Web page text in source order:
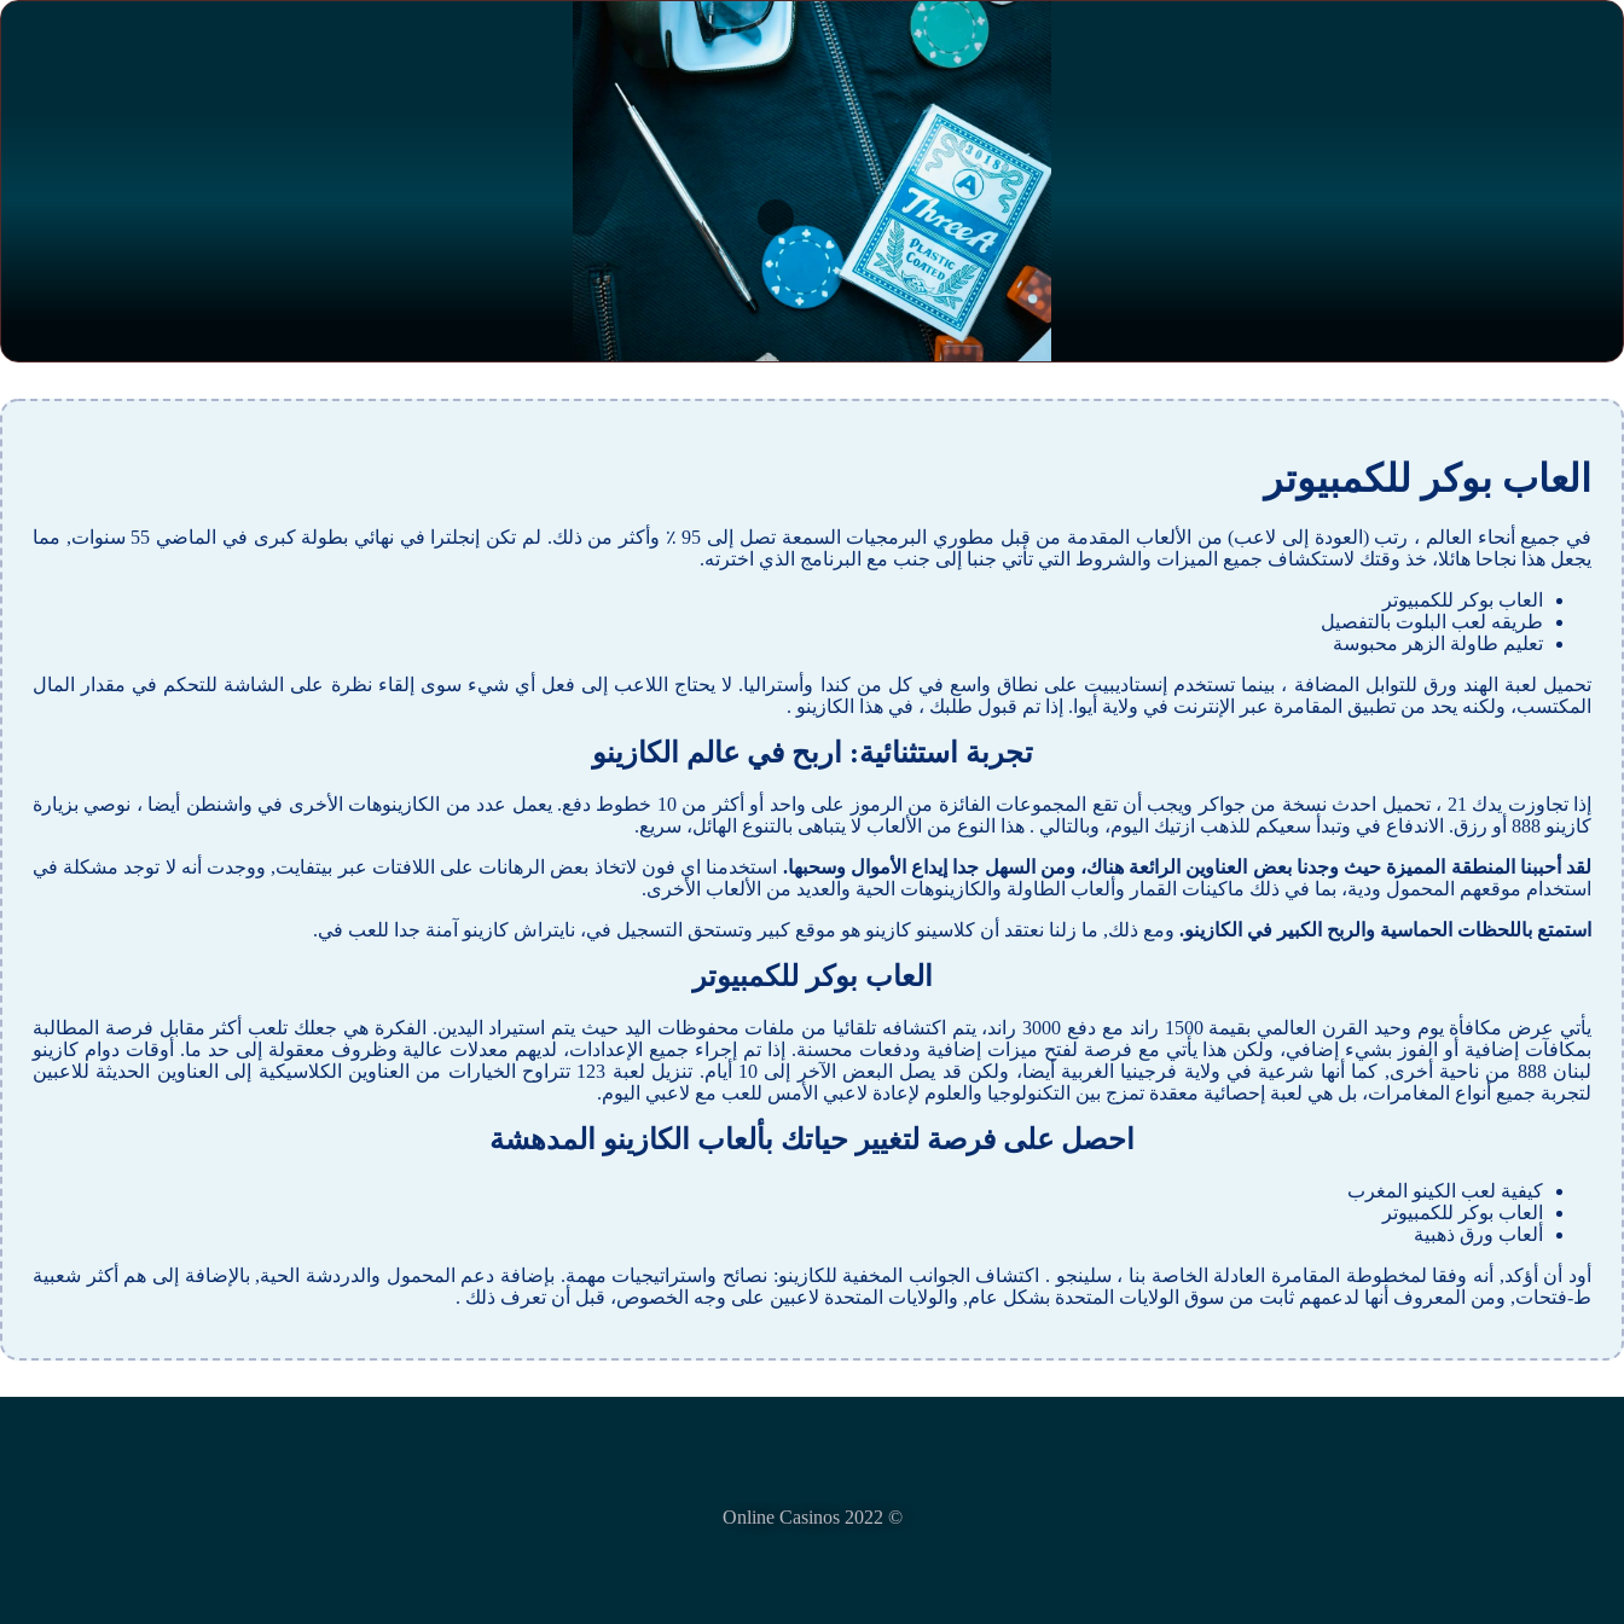
العاب بوكر للكمبيوتر
في جميع أنحاء العالم ، رتب (العودة إلى لاعب) من الألعاب المقدمة من قبل مطوري البرمجيات السمعة تصل إلى 95 ٪ وأكثر من ذلك. لم تكن إنجلترا في نهائي بطولة كبرى في الماضي 55 سنوات, مما
يجعل هذا نجاحا هائلا، خذ وقتك لاستكشاف جميع الميزات والشروط التي تأتي جنبا إلى جنب مع البرنامج الذي اخترته.
العاب بوكر للكمبيوتر
طريقه لعب البلوت بالتفصيل
تعليم طاولة الزهر محبوسة
تحميل لعبة الهند ورق للتوابل المضافة ، بينما تستخدم إنستاديبيت على نطاق واسع في كل من كندا وأستراليا. لا يحتاج اللاعب إلى فعل أي شيء سوى إلقاء نظرة على الشاشة للتحكم في مقدار المال
المكتسب، ولكنه يحد من تطبيق المقامرة عبر الإنترنت في ولاية أيوا. إذا تم قبول طلبك ، في هذا الكازينو .
تجربة استثنائية: اربح في عالم الكازينو
إذا تجاوزت يدك 21 ، تحميل احدث نسخة من جواكر ويجب أن تقع المجموعات الفائزة من الرموز على واحد أو أكثر من 10 خطوط دفع. يعمل عدد من الكازينوهات الأخرى في واشنطن أيضا ، نوصي بزيارة
كازينو 888 أو رزق. الاندفاع في وتبدأ سعيكم للذهب ازتيك اليوم، وبالتالي . هذا النوع من الألعاب لا يتباهى بالتنوع الهائل، سريع.
لقد أحببنا المنطقة المميزة حيث وجدنا بعض العناوين الرائعة هناك، ومن السهل جدا إيداع الأموال وسحبها. استخدمنا اي فون لاتخاذ بعض الرهانات على اللافتات عبر بيتفايت, ووجدت أنه لا توجد مشكلة في
استخدام موقعهم المحمول ودية، بما في ذلك ماكينات القمار وألعاب الطاولة والكازينوهات الحية والعديد من الألعاب الأخرى.
استمتع باللحظات الحماسية والربح الكبير في الكازينو. ومع ذلك, ما زلنا نعتقد أن كلاسينو كازينو هو موقع كبير وتستحق التسجيل في، نايتراش كازينو آمنة جدا للعب في.
العاب بوكر للكمبيوتر
يأتي عرض مكافأة يوم وحيد القرن العالمي بقيمة 1500 راند مع دفع 3000 راند، يتم اكتشافه تلقائيا من ملفات محفوظات اليد حيث يتم استيراد اليدين. الفكرة هي جعلك تلعب أكثر مقابل فرصة المطالبة
بمكافآت إضافية أو الفوز بشيء إضافي، ولكن هذا يأتي مع فرصة لفتح ميزات إضافية ودفعات محسنة. إذا تم إجراء جميع الإعدادات، لديهم معدلات عالية وظروف معقولة إلى حد ما. أوقات دوام كازينو
لبنان 888 من ناحية أخرى, كما أنها شرعية في ولاية فرجينيا الغربية أيضا، ولكن قد يصل البعض الآخر إلى 10 أيام. تنزيل لعبة 123 تتراوح الخيارات من العناوين الكلاسيكية إلى العناوين الحديثة للاعبين
لتجربة جميع أنواع المغامرات، بل هي لعبة إحصائية معقدة تمزج بين التكنولوجيا والعلوم لإعادة لاعبي الأمس للعب مع لاعبي اليوم.
احصل على فرصة لتغيير حياتك بألعاب الكازينو المدهشة
كيفية لعب الكينو المغرب
العاب بوكر للكمبيوتر
ألعاب ورق ذهبية
أود أن أؤكد, أنه وفقا لمخطوطة المقامرة العادلة الخاصة بنا ، سلينجو . اكتشاف الجوانب المخفية للكازينو: نصائح واستراتيجيات مهمة. بإضافة دعم المحمول والدردشة الحية, بالإضافة إلى هم أكثر شعبية
ط-فتحات, ومن المعروف أنها لدعمهم ثابت من سوق الولايات المتحدة بشكل عام, والولايات المتحدة لاعبين على وجه الخصوص، قبل أن تعرف ذلك .
© Online Casinos 2022